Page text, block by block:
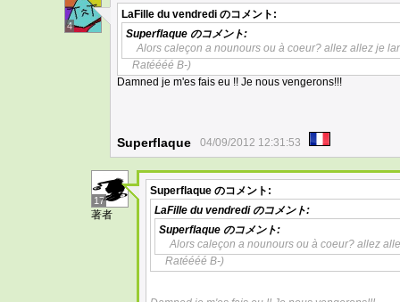
4
LaFille du vendredi のコメント:
Superflaque のコメント:
Alors caleçon a nounours ou à coeur? allez allez je
Ratéééé B-)
Damned je m'es fais eu !! Je nous vengerons!!!
Superflaque 04/09/2012 12:31:53
17
著者
Superflaque のコメント:
LaFille du vendrediのコメント:
Superflaque のコメント:
Alors caleçon a nounours ou à coeur? allez
Ratéééé B-)